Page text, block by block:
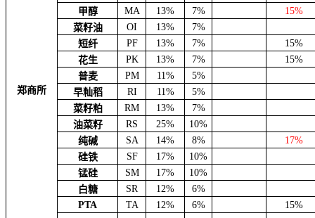
郑商所
甲醇
MA 13% 7%
15%
菜籽油
OI 13%
7%
短纤
PF 13% 7%
15%
花生
PK 13% 7%
15%
普麦
PM 11%
5%
早籼稻
RI 11%
5%
菜籽粕
RM 13%
7%
油菜籽
RS 25%
10%
纯碱
SA 14% 8%
17%
硅铁
SF 17%
10%
锰硅
SM 17%
10%
白糖
SR 12%
6%
PTA
TA 12% 6% 15%